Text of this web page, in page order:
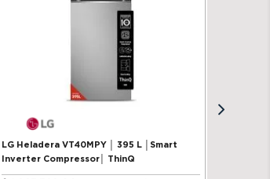
LG Heladera VT40MPY │ 395 L │Smart
Inverter Compressor│ ThinQ